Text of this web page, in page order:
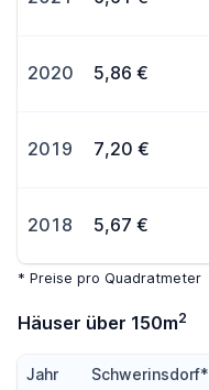
2020 5,86 €
2019 7,20 €
2018 5,67 €
* Preise pro Quadratmeter
Häuser über 150m2
Jahr Schwerinsdorf*